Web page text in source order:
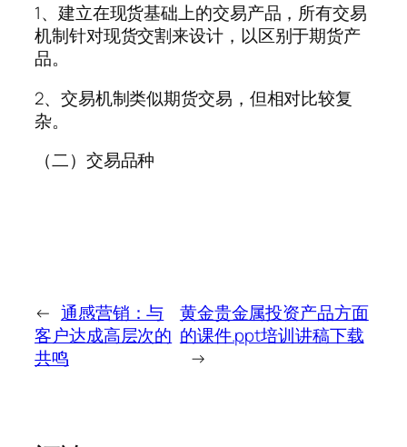
1、建立在现货基础上的交易产品，所有交易
机制针对现货交割来设计，以区别于期货产
品。
2、交易机制类似期货交易，但相对比较复
杂。
（二）交易品种
← 通感营销：与
客户达成高层次的
共鸣
黄金贵金属投资产品方面
的课件.ppt培训讲稿下载
→